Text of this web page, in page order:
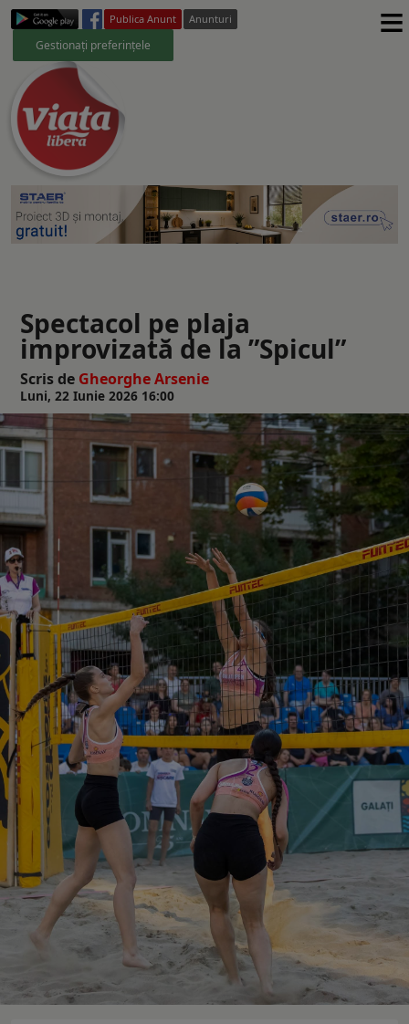
Publica Anunt Anunturi
Gestionați preferințele ≡
Spectacol pe plaja
improvizată de la ”Spicul”
Scris de Gheorghe Arsenie
Luni, 22 Iunie 2026 16:00